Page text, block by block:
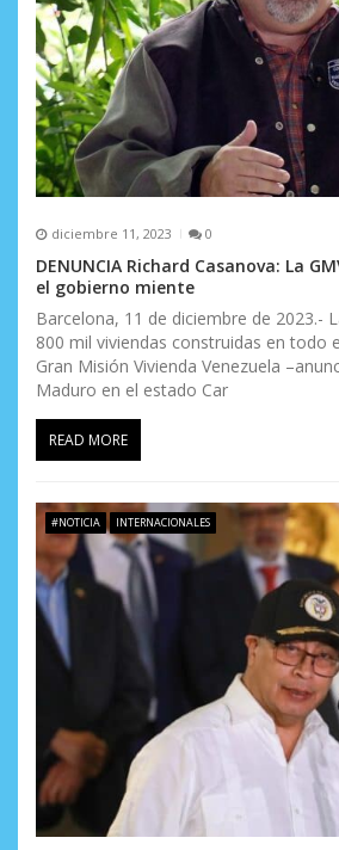
t
r
a
d
a
s diciembre 11, 2023 0
DENUNCIA Richard Casanova: La
el gobierno miente
Barcelona, 11 de diciembre de 2023.-
800 mil viviendas construidas en todo
Gran Misión Vivienda Venezuela
Maduro en el estado Car
READ MORE
#NOTICIA INTERNACIONALES